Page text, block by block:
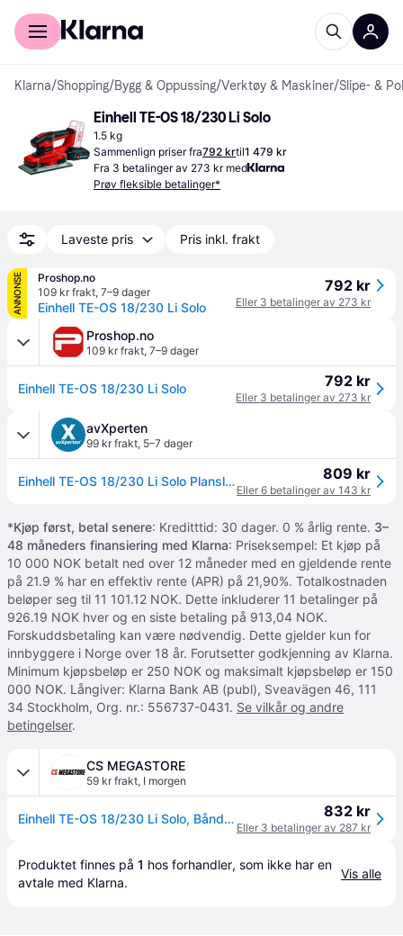
For kunder
Klarna/Shopping/Bygg & Oppussing/Verktøy & Maskiner/Slipe- &
Einhell TE-OS 18/230 Li Solo
1.5 kg
Sammenlign priser fra792 krtil1 479 kr
Fra 3 betalinger av 273 kr med
Prøv fleksible betalinger*
Laveste pris Pris inkl. frakt
ANNONSE
Proshop.no
109 kr frakt, 7–9 dager
Einhell TE-OS 18/230 Li Solo
792 kr
Eller 3 betalinger av 273 kr
Proshop.no
109 kr frakt, 7–9 dager
Einhell TE-OS 18/230 Li Solo 792 kr
Eller 3 betalinger av 273 kr
avXperten
99 kr frakt, 5–7 dager
Einhell TE-OS 18/230 Li Solo Plansliper uten batteri - 11000 o/min (18V) 809 kr
Eller 6 betalinger av 143 kr
*Kjøp først, betal senere: Kreditttid: 30 dager. 0 % årlig rente. 3–
48 måneders finansiering med Klarna: Priseksempel: Et kjøp på
10 000 NOK betalt ned over 12 måneder med en gjeldende rente
på 21.9 % har en effektiv rente (APR) på 21,90%. Totalkostnaden
beløper seg til 11 101.12 NOK. Dette inkluderer 11 betalinger på
926.19 NOK hver og en siste betaling på 913,04 NOK.
Forskuddsbetaling kan være nødvendig. Dette gjelder kun for
innbyggere i Norge over 18 år. Forutsetter godkjenning av Klarna.
Minimum kjøpsbeløp er 250 NOK og maksimalt kjøpsbeløp er 150
000 NOK. Långiver: Klarna Bank AB (publ), Sveavägen 46, 111
34 Stockholm, Org. nr.: 556737-0431. Se vilkår og andre
betingelser.
CS MEGASTORE
59 kr frakt, I morgen
Einhell TE-OS 18/230 Li Solo, Båndsliper, Sort, Rød, 7000 RPM, 11000 RPM, 14000 OPM, 22000 OPM - SOLO 832 kr
Eller 3 betalinger av 287 kr
Produktet finnes på 1 hos forhandler, som ikke har en
avtale med Klarna.
Vis alle